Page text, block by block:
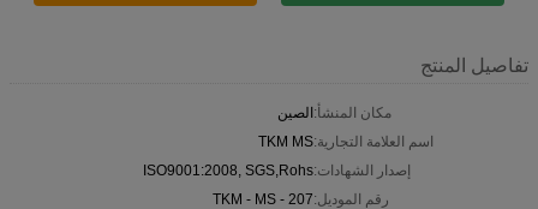
تفاصيل المنتج
مكان المنشأ:الصين
اسم العلامة التجارية:TKM MS
إصدار الشهادات:ISO9001:2008, SGS,Rohs
رقم الموديل:TKM - MS - 207